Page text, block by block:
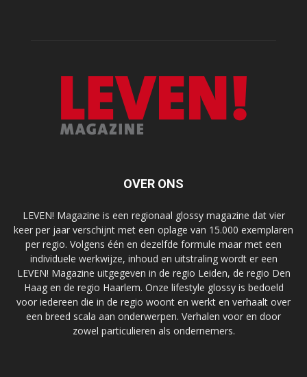
OVER ONS
LEVEN! Magazine is een regionaal glossy magazine dat vier
keer per jaar verschijnt met een oplage van 15.000 exemplaren
per regio. Volgens één en dezelfde formule maar met een
individuele werkwijze, inhoud en uitstraling wordt er een
LEVEN! Magazine uitgegeven in de regio Leiden, de regio Den
Haag en de regio Haarlem. Onze lifestyle glossy is bedoeld
voor iedereen die in de regio woont en werkt en verhaalt over
een breed scala aan onderwerpen. Verhalen voor en door
zowel particulieren als ondernemers.